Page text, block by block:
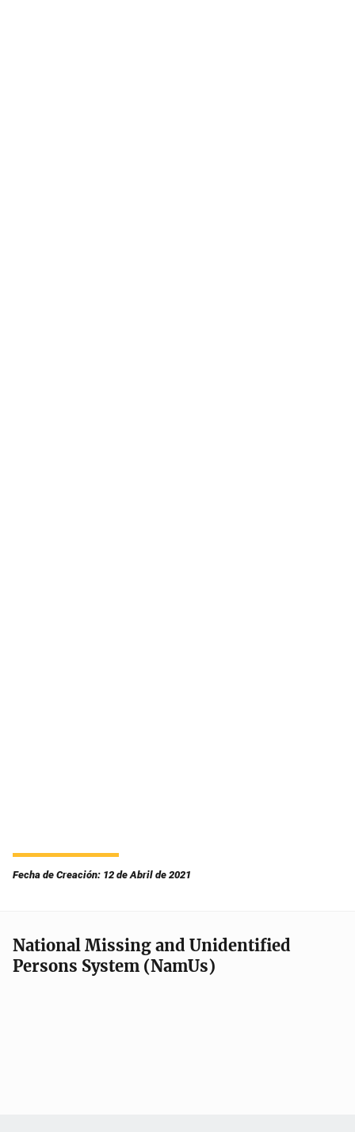
Fecha de Creación: 12 de Abril de 2021
National Missing and Unidentified
Persons System (NamUs)